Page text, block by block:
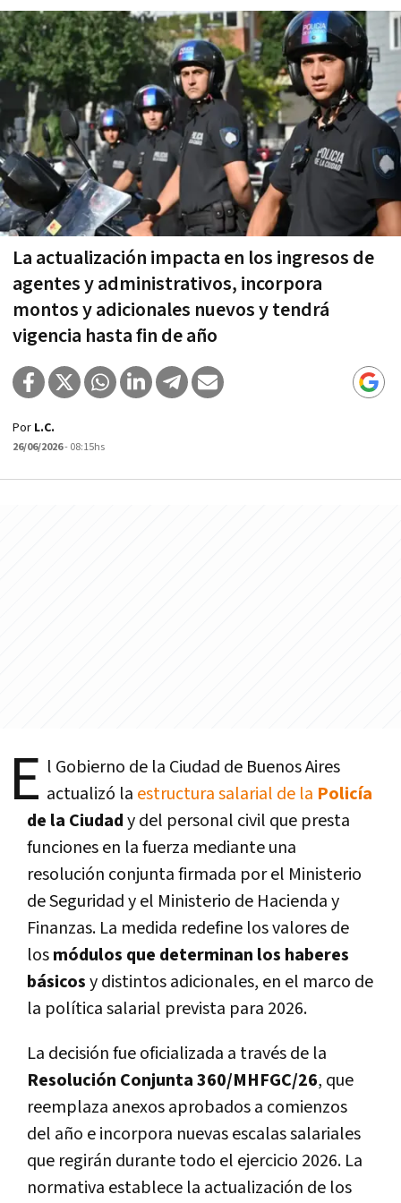
La actualización impacta en los ingresos de
agentes y administrativos, incorpora
montos y adicionales nuevos y tendrá
vigencia hasta fin de año
Por L.C.
26/06/2026- 08:15hs
E l Gobierno de la Ciudad de Buenos Aires
actualizó la estructura salarial de la Policía
de la Ciudady del personal civil que presta
funciones en la fuerza mediante una
resolución conjunta firmada por el Ministerio
de Seguridad y el Ministerio de Hacienda y
Finanzas. La medida redefine los valores de
losmódulos que determinan los haberes
básicosy distintos adicionales, en el marco de
la política salarial prevista para 2026.
La decisión fue oficializada a través de la
Resolución Conjunta 360/MHFGC/26, que
reemplaza anexos aprobados a comienzos
del año e incorpora nuevas escalas salariales
que regirán durante todo el ejercicio 2026. La
normativa establece la actualización de los